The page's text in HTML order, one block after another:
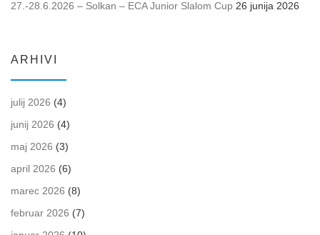
27.-28.6.2026 – Solkan – ECA Junior Slalom Cup 26 junija 2026
ARHIVI
julij 2026 (4)
junij 2026 (4)
maj 2026 (3)
april 2026 (6)
marec 2026 (8)
februar 2026 (7)